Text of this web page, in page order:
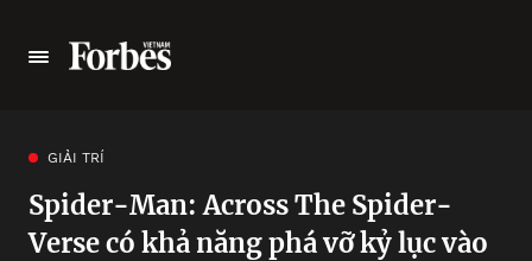
GIẢI TRÍ
Spider-Man: Across The Spider-
Verse có khả năng phá vỡ kỷ lục vào